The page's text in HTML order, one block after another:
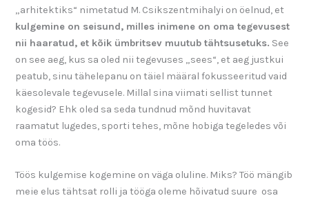
„arhitektiks“ nimetatud M. Csikszentmihalyi on öelnud, et
kulgemine on seisund, milles inimene on oma tegevusest
nii haaratud, et kõik ümbritsev muutub tähtsusetuks. See
on see aeg, kus sa oled nii tegevuses „sees“, et aeg justkui
peatub, sinu tähelepanu on täiel määral fokusseeritud vaid
käesolevale tegevusele. Millal sina viimati sellist tunnet
kogesid? Ehk oled sa seda tundnud mõnd huvitavat
raamatut lugedes, sporti tehes, mõne hobiga tegeledes või
oma töös.
Töös kulgemise kogemine on väga oluline. Miks? Töö mängib
meie elus tähtsat rolli ja tööga oleme hõivatud suure osa